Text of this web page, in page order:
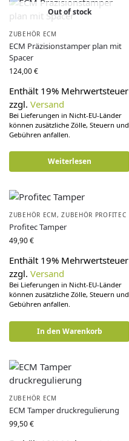
Out of stock
ZUBEHÖR ECM
ECM Präzisionstamper plan mit
Spacer
124,00€
Enthält 19% Mehrwertsteuer
zzgl. Versand
Bei Lieferungen in Nicht-EU-Länder
können zusätzliche Zölle, Steuern und
Gebühren anfallen.
Weiterlesen
ZUBEHÖR ECM,ZUBEHÖR PROFITEC
Profitec Tamper
49,90€
Enthält 19% Mehrwertsteuer
zzgl. Versand
Bei Lieferungen in Nicht-EU-Länder
können zusätzliche Zölle, Steuern und
Gebühren anfallen.
In den Warenkorb
ZUBEHÖR ECM
ECM Tamper druckregulierung
99,50€